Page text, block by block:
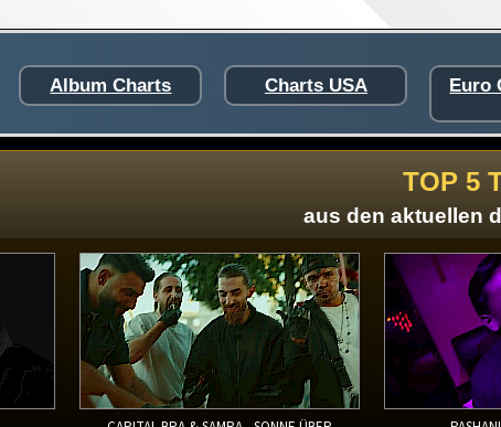
Album Charts Charts USA Euro
TOP 5
aus den aktuellen